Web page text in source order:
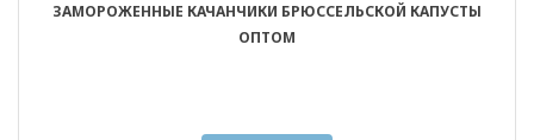
ЗАМОРОЖЕННЫЕ КАЧАНЧИКИ БРЮССЕЛЬСКОЙ КАПУСТЫ
ОПТОМ